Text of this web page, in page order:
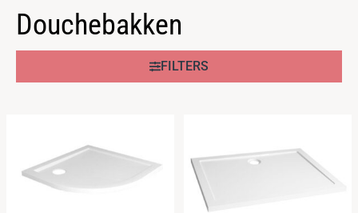
Douchebakken
FILTERS